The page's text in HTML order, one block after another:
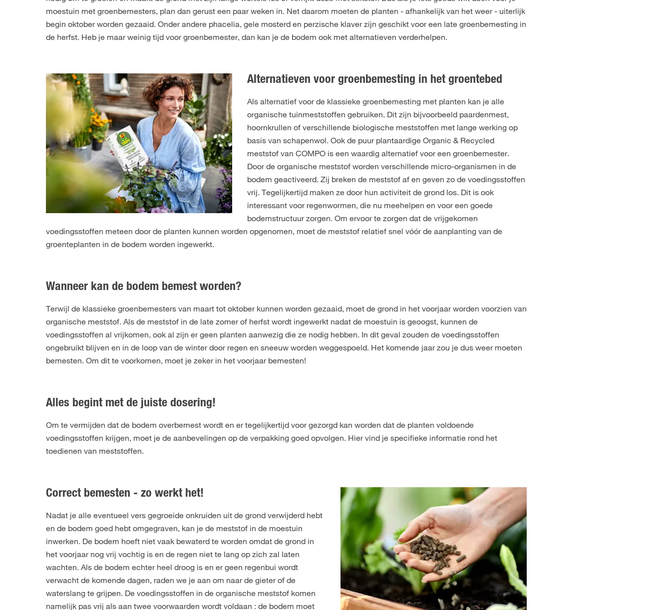
moestuin met groenbemesters, plan dan gerust een paar weken in. Net daarom moeten de planten - afhankelijk van het weer - uiterlijk
begin oktober worden gezaaid. Onder andere phacelia, gele mosterd en perzische klaver zijn geschikt voor een late groenbemesting in
de herfst. Heb je maar weinig tijd voor groenbemester, dan kan je de bodem ook met alternatieven verderhelpen.
Alternatieven voor groenbemesting in het groentebed
Als alternatief voor de klassieke groenbemesting met planten kan je alle
organische tuinmeststoffen gebruiken. Dit zijn bijvoorbeeld paardenmest,
hoornkrullen of verschillende biologische meststoffen met lange werking op
basis van schapenwol. Ook de puur plantaardige Organic & Recycled
meststof van COMPO is een waardig alternatief voor een groenbemester.
Door de organische meststof worden verschillende micro-organismen in de
bodem geactiveerd. Zij breken de meststof af en geven zo de voedingsstoffen
vrij. Tegelijkertijd maken ze door hun activiteit de grond los. Dit is ook
interessant voor regenwormen, die nu meehelpen en voor een goede
bodemstructuur zorgen. Om ervoor te zorgen dat de vrijgekomen
voedingsstoffen meteen door de planten kunnen worden opgenomen, moet de meststof relatief snel vóór de aanplanting van de
groenteplanten in de bodem worden ingewerkt.
Wanneer kan de bodem bemest worden?
Terwijl de klassieke groenbemesters van maart tot oktober kunnen worden gezaaid, moet de grond in het voorjaar worden voorzien van
organische meststof. Als de meststof in de late zomer of herfst wordt ingewerkt nadat de moestuin is geoogst, kunnen de
voedingsstoffen al vrijkomen, ook al zijn er geen planten aanwezig die ze nodig hebben. In dit geval zouden de voedingsstoffen
ongebruikt blijven en in de loop van de winter door regen en sneeuw worden weggespoeld. Het komende jaar zou je dus weer moeten
bemesten. Om dit te voorkomen, moet je zeker in het voorjaar bemesten!
Alles begint met de juiste dosering!
Om te vermijden dat de bodem overbemest wordt en er tegelijkertijd voor gezorgd kan worden dat de planten voldoende
voedingsstoffen krijgen, moet je de aanbevelingen op de verpakking goed opvolgen. Hier vind je specifieke informatie rond het
toedienen van meststoffen.
Correct bemesten - zo werkt het!
Nadat je alle eventueel vers gegroeide onkruiden uit de grond verwijderd hebt
en de bodem goed hebt omgegraven, kan je de meststof in de moestuin
inwerken. De bodem hoeft niet vaak bewaterd te worden omdat de grond in
het voorjaar nog vrij vochtig is en de regen niet te lang op zich zal laten
wachten. Als de bodem echter heel droog is en er geen regenbui wordt
verwacht de komende dagen, raden we je aan om naar de gieter of de
waterslang te grijpen. De voedingsstoffen in de organische meststof komen
namelijk pas vrij als aan twee voorwaarden wordt voldaan : de bodem moet